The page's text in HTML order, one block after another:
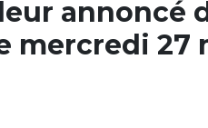
annoncé
mercredi 27